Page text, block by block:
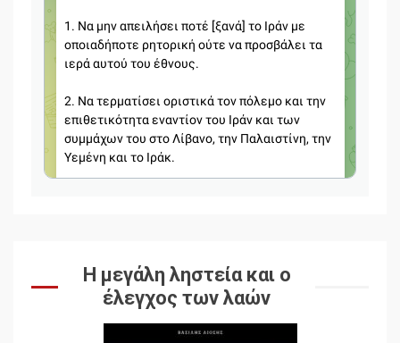
Η μεγάλη ληστεία και ο
έλεγχος των λαών